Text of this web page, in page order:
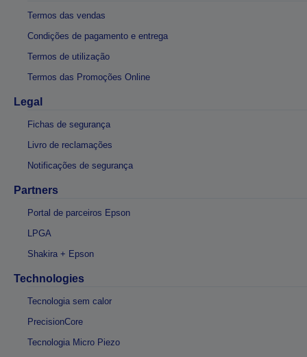
Termos das vendas
Condições de pagamento e entrega
Termos de utilização
Termos das Promoções Online
Legal
Fichas de segurança
Livro de reclamações
Notificações de segurança
Partners
Portal de parceiros Epson
LPGA
Shakira + Epson
Technologies
Tecnologia sem calor
PrecisionCore
Tecnologia Micro Piezo